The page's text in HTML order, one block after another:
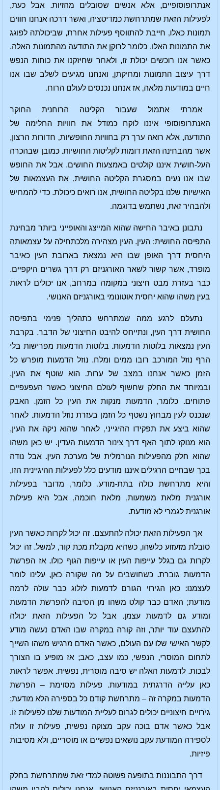
אנתרופוסופיים, אלא אנשים שסובלים מהזיות. אבל כעת,
לפעילות הזאת שמתרחשת כמדיטציה, ואשר דרכה אנחנו חווים
תמונות כאלו, חייבת להתווסף פעילות אחרת, שביכולתה לפוגג
את התמונות האלו, כלומר לרוקן את התודעה מהתמונות האלה.
כאשר אנו רוכשים יכולת זו, ולאחר שחיזקנו את כוחות הנפש
דרך עיצוב התמונות ומחיקתן, ואנחנו מגיעים לשלב שבו אנו
חיים במודעות מלאה, אז אנחנו נכנסים לעולם הרוח.
אמרתי אתמול שעבור הקליטה הרוחנית החוקר
האנתרופוסופי איננו לוקח כמודל את חוויות החלימה של
התודעה, אלא רואה ערך רק בחוויות החופשיות, חדורות הרצון,
אשר מהבחינה הזאת דומות לקליטות החושיות. כמובן שבהכרה
העל-חושית איננו קולטים באמצעות החושים. אבל את החופש
שבו אנו נעים במסגרת הקליטה החושית, את העצמאות של
האישיות שלנו בקליטה החושית, אנו רואים כיכולת. כדי להמחיש
ולהבהיר זאת, נשתמש בדוגמה.
נתבונן באיבר החישה שהוא המייצג והאופייני ביותר מבחינת
התפיסה החושית: העין. העין מצהירה מלכתחילה על עצמאותה
היחסית דרך האופן שבו היא נמצאת בארובת העין כאיבר
מופרד, אשר קשור לשאר האורגניזם רק דרך גשרים היקפיים.
כבר בעזרת מבט חיצוני במקומה במרחב, אנו יכולים לראות
בעין משהו שהוא יחסית אוטונומי באורגניזם האנושי.
נתעלם לרגע ממה שמתרחש כתהליך פנימי בתפיסה
החושית דרך העין, ונתייחס להיבט החיצוני של הדבר. בקרבת
העין נמצאות בלוטות הדמעות. בלוטות הדמעות מפרישות בלי
הרף נוזל המורכב רובו ממים ומלח. נוזל הדמעות מופרש כל
הזמן כאשר אנחנו במצב של ערות. הוא שוטף את העין,
ובמיוחד את החלק שחשוף לעולם החיצוני כאשר העפעפיים
פתוחים. כלומר, הדמעות מנקות את העין כל הזמן. האבק
שנכנס לעין מבחוץ נשטף כל הזמן בעזרת נוזל הדמעות. לאחר
שהוא ביצע את תפקידו ההיגייני, לאחר שהוא ניקה את העין,
הוא מנוקז לתוך האף דרך צינור הדמעות העדין. יש כאן משהו
שהוא חלק מהפעילות הנורמלית של מערכת העין. אבל נודה
בכך שבחיים הרגילים איננו מודעים כלל לפעילות ההיגיינית הזו,
והיא מתרחשת כולה בתת-מודע. כלומר, מדובר בפעילות
אורגנית מלאת משמעות, מלאת חוכמה, אבל היא פעילות
אורגנית לגמרי לא מודעת.
אך הפעילות הזאת יכולה להתעצם. זה יכול לקרות כאשר העין
סובלת מזעזוע כלשהו, כשהיא מקבלת מכת קור, למשל. זה יכול
לקרות גם בגלל עייפות העין או עייפות הגוף כולו. אז הפרשת
הדמעות גוברת. כשחושבים על מה שקורה כאן, עלינו לומר
לעצמנו: כאן הגירוי הגורם לדמעות לזלוג כבר עולה לרמה
מודעת; האדם כבר קולט משהו מן הסיבה להפרשת הדמעות
ומודע גם לדמעות עצמן. אבל כל הפעילות הזאת יכולה
להתעצם עוד יותר, וזה קורה במקרה שבו האדם נעשה מודע
לקשר האישי שלו עם העולם, כאשר האדם מרגיש משהו השייך
לתחום המוסרי, הנפשי, כמו עצב, כאב; אז מופיע בו הצורך
לבכות. לדמעות האלה יש סיבה מוסרית, נפשית. אפשר לראות
כאן עלייה הדרגתית במודעות. פעילות מסוימת – הפרשת
הדמעות במקרה זה – מתרחשת קודם כל בספירה הלא מודעת;
גירויים חיצוניים יכולים לגרום לעליית המודעות שלנו לפעילות זו.
אבל כאשר אדם בוכה עקב מצוקה נפשית, פעילות זו עולה
לספירה המודעת עקב נושאים נפשיים או מוסריים, ולא מסיבות
פיזיות.
דרך התבוננות בתופעה פשוטה למדי זאת שמתרחשת בחלק